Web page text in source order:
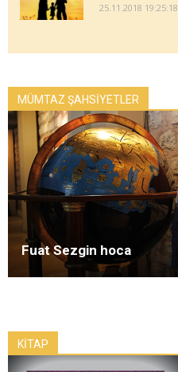
25.11.2018 19:25:18
MÜMTAZ ŞAHSİYETLER
Fuat Sezgin hoca
KİTAP